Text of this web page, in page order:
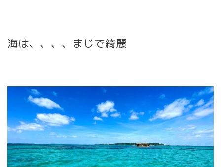
海は、、、、まじで綺麗